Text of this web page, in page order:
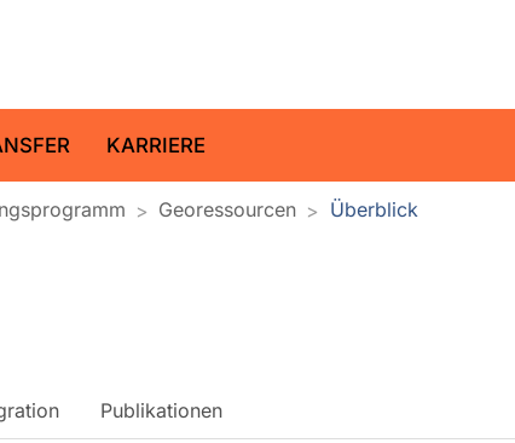
KARRIERE
Georessourcen Überblick
Publikationen